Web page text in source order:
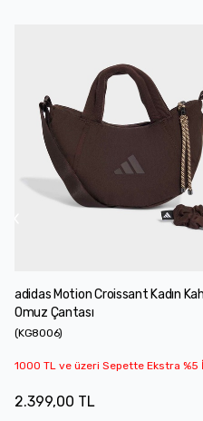
adidas Motion Croissant Kadın
Omuz Çantası
(KG8006)
1000 TL ve üzeri Sepette Ekstra %5
2.399,00 TL